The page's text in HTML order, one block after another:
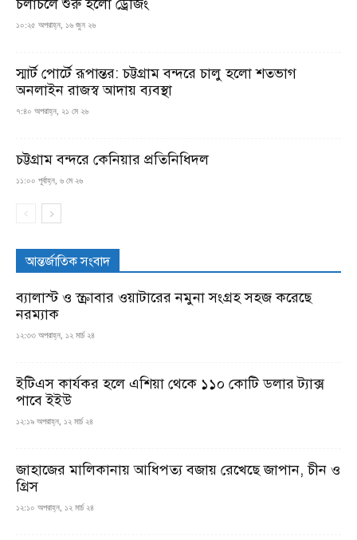
চলাচলে শুরু হলো ড্রেজিং
১০:২৫ অপরাহ্ন, ১৬ জুন ২৬
স্মার্ট পোর্টে রূপান্তর: চট্টগ্রাম বন্দরে চালু হলো শতভাগ
অনলাইন রাজস্ব আদায় ব্যবস্থা
৭:৪০ অপরাহ্ন, ২১ মে ২৬
চট্টগ্রাম বন্দরে কেনিয়ার প্রতিনিধিদল
১১:০০ পূর্বাহ্ন, ৬ মে ২৬
আন্তর্জাতিক সংবাদ
ব্যালাস্ট ও স্ক্রাবার ওয়াটারের নমুনা সংগ্রহ সহজ করেছে
নরম্যাক
১২:৩৩ অপরাহ্ন, ১২ মার্চ ২৪
ইটিএস কার্যকর হলে এশিয়া থেকে ১১০ কোটি ডলার ট্যাক্স
পাবে ইইউ
১২:১৯ অপরাহ্ন, ১২ মার্চ ২৪
জাহাজের মালিকানায় আধিপত্য বজায় রেখেছে জাপান, চীন ও
গ্রিস
১২:১০ অপরাহ্ন, ১২ মার্চ ২৪